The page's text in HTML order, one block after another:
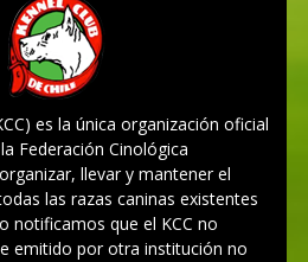
es la única organización oficial
Federación Cinológica
llevar y mantener el
las razas caninas existentes
notificamos que el KCC no
emitido por otra institución no